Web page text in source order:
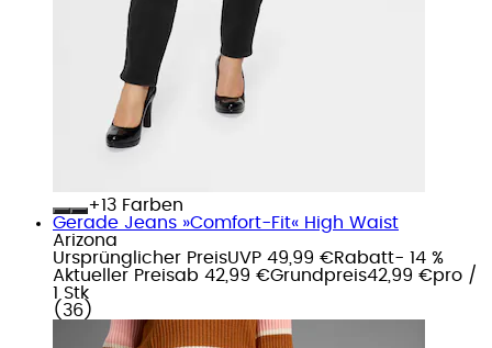
+
Farben
Gerade Jeans »Comfort-Fit« High Waist
Arizona
Ursprünglicher PreisUVP 49,99 €Rabatt- 14 %
Aktueller Preisab 42,99 €Grundpreis42,99 €pro /
1 Stk
( 36 )